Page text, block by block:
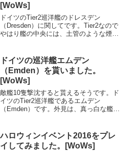
[WoWs]
ドイツのTier2巡洋艦のドレスデン
（Dresden）に関してです。Tier2なので
やはり艦の中央には、土管のような煙突
がたくさん張ってあるのが解ります。海
鳥が止まっ...
ドイツの巡洋艦エムデン
（Emden）を貰いました。
[WoWs]
敵艦10隻撃沈すると貰えるそうです。ド
イツのTier2巡洋艦であるエムデン
（Emden）です。外見は、真っ白な艦体
る箇所に詰めるだけ積んでみましたとい
う感じです10.5...
ハロウィンイベント2016をプレ
イしてみました。[WoWs]